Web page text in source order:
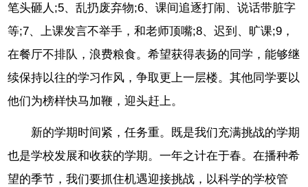
笔头砸人;5、乱扔废弃物;6、课间追逐打闹、说话带脏字
等;7、上课发言不举手，和老师顶嘴;8、迟到、旷课;9，
在餐厅不排队，浪费粮食。希望获得表扬的同学，能够继
续保持以往的学习作风，争取更上一层楼。其他同学要以
他们为榜样快马加鞭，迎头赶上。
新的学期时间紧，任务重。既是我们充满挑战的学期
也是学校发展和收获的学期。一年之计在于春。在播种希
望的季节，我们要抓住机遇迎接挑战，以科学的学校管